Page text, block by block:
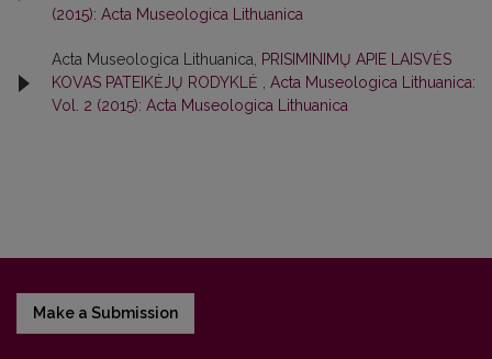
(2015): Acta Museologica Lithuanica
Acta Museologica Lithuanica,
PRISIMINIMŲ APIE LAISVĖS
KOVAS PATEIKĖJŲ RODYKLĖ
Acta Museologica Lithuanica:
Vol. 2 (2015): Acta Museologica Lithuanica
Make a Submission